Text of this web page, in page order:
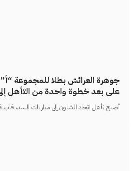
جوهرة العرائش بطلا للمجموعة “أ”
على بعد خطوة واحدة من التأهل
أصبح تأهل اتحاد الشاون إلى مباريات السد، قاب